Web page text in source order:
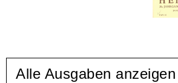
Alle Ausgaben anzeigen